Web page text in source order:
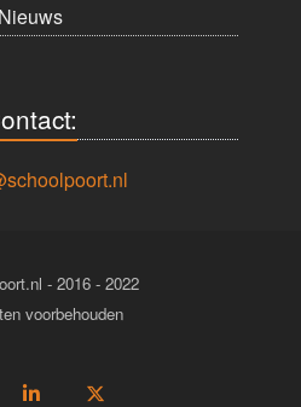
Nieuws
- 2016 - 2022
voorbehouden